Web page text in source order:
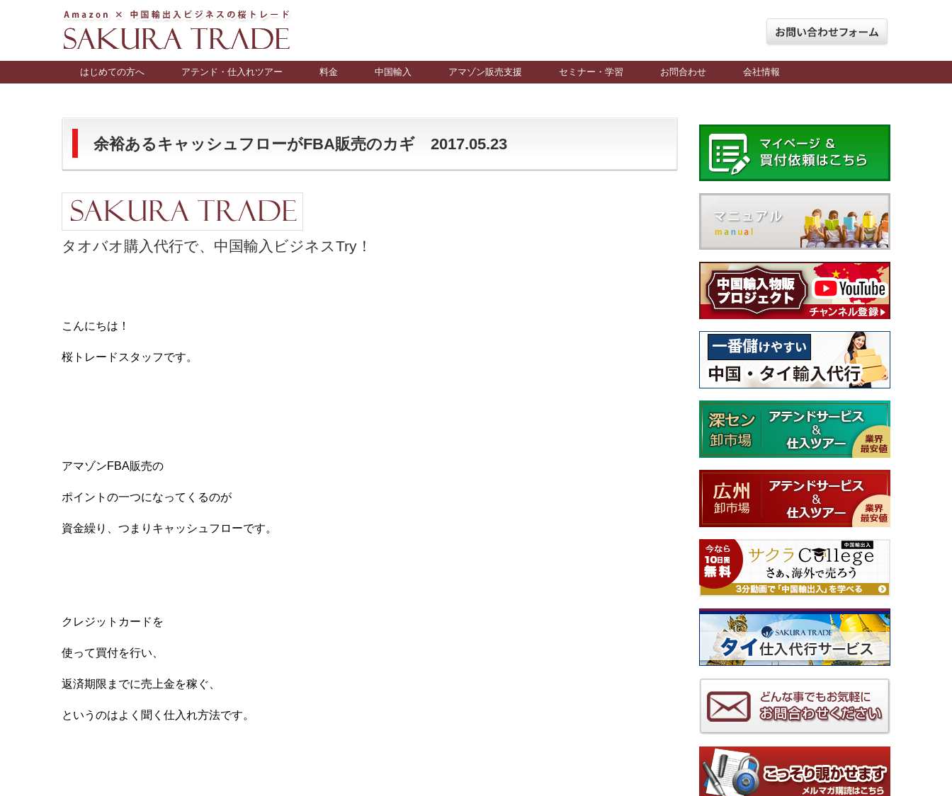
はじめての方へ アテンド・仕入れツアー 料金 中国輸入 アマゾン販売支援 セミナー・学習 お問合わせ 会社情報
余裕あるキャッシュフローがFBA販売のカギ 2017.05.23
タオバオ購入代行で、中国輸入ビジネスTry！
こんにちは！
桜トレードスタッフです。
アマゾンFBA販売の
ポイントの一つになってくるのが
資金繰り、つまりキャッシュフローです。
クレジットカードを
使って買付を行い、
返済期限までに売上金を稼ぐ、
というのはよく聞く仕入れ方法です。